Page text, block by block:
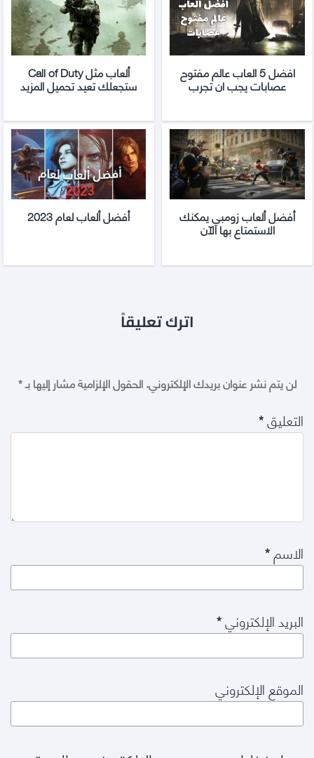
افضل 5 العاب عالم مفتوح
عصابات يجب ان تجرب
ألعاب مثل Call of Duty
ستجعلك تعيد تحميل المزيد
أفضل ألعاب زومبي يمكنك
الاستمتاع بها الآن
أفضل ألعاب لعام 2023
اترك تعليقاً
لن يتم نشر عنوان بريدك الإلكتروني.الحقول الإلزامية مشار إليها بـ*
التعليق*
الاسم*
البريد الإلكتروني*
الموقع الإلكتروني